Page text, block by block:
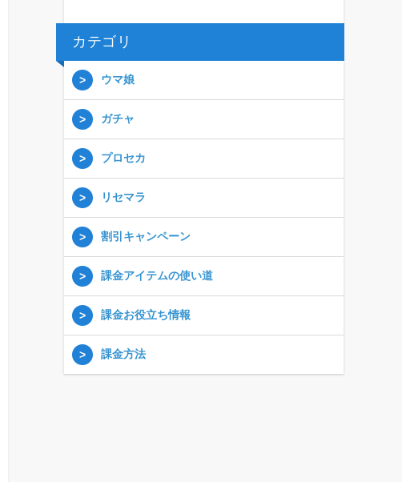
カテゴリ
ウマ娘
ガチャ
プロセカ
リセマラ
割引キャンペーン
課金アイテムの使い道
課金お役立ち情報
課金方法